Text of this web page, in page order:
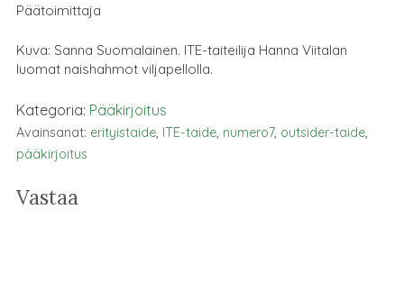
Päätoimittaja
Kuva: Sanna Suomalainen. ITE-taiteilija Hanna Viitalan
luomat naishahmot viljapellolla.
Kategoria: Pääkirjoitus
Avainsanat: erityistaide ITE-taide numero7, outsider-taide
pääkirjoitus
Vastaa